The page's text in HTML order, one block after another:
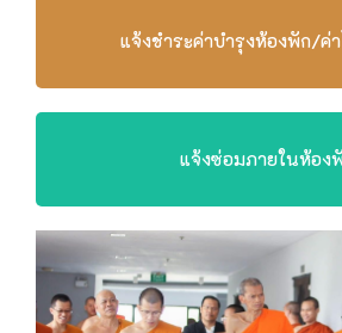
แจ้งชำระค่าบำรุงห้องพัก/ค่
แจ้งซ่อมภายในห้อง